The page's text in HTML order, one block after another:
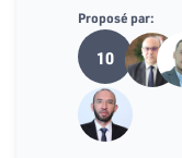
Proposé par:
10